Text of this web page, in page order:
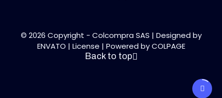
© 2026 Copyright - Colcompra SAS | Designed by
ENVATO | License | Powered by COLPAGE
Back to top